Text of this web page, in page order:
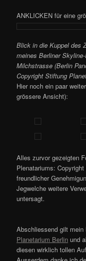
ANKLICKEN für eine
Blick in die Kuppel des
meines Berliner
Milchstrasse (Berlin
Copyright Stiftung
Hier noch ein paar
grössere Ansicht):
Alles zurvor gezeigten
Plenatariums:
freundlicher
Jegwelche weitere
untersagt.
Abschliessend gilt
Planetarium Berlin und
diesen wirklich tollen